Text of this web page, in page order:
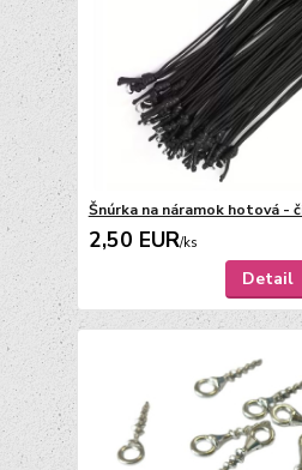
Šnúrka na náramok hotová -
2,50 EUR/ks
Detail